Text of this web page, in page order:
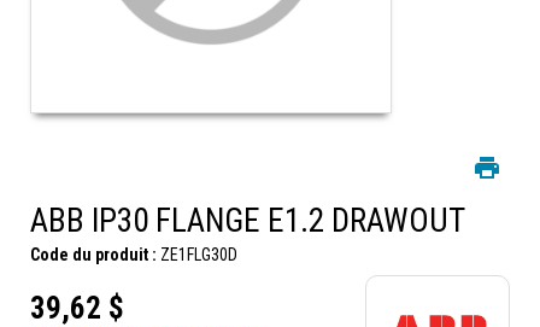
ABB IP30 FLANGE E1.2 DRAWOUT
Code du produit : ZE1FLG30D
39,62 $